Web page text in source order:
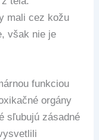
mali cez kožu
však nie je
funkciou
orgány
sľubujú zásadné